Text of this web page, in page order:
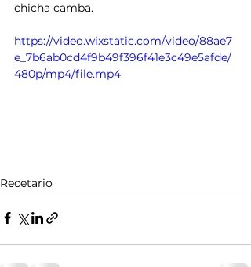
chicha camba.
https://video.wixstatic.com/video/88ae7
e_7b6ab0cd4f9b49f396f41e3c49e5afde/
480p/mp4/file.mp4
Recetario